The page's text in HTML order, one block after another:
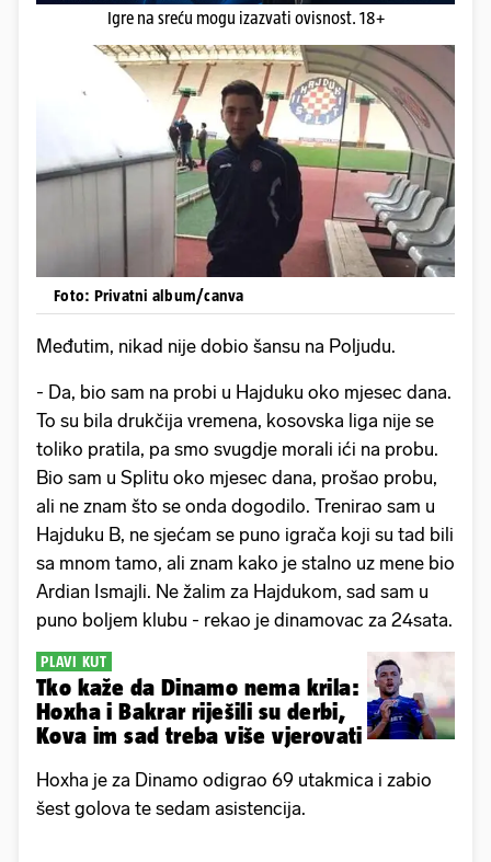
Igre na sreću mogu izazvati ovisnost. 18+
Foto: Privatni album/canva
Međutim, nikad nije dobio šansu na Poljudu.
- Da, bio sam na probi u Hajduku oko mjesec dana.
To su bila drukčija vremena, kosovska liga nije se
toliko pratila, pa smo svugdje morali ići na probu.
Bio sam u Splitu oko mjesec dana, prošao probu,
ali ne znam što se onda dogodilo. Trenirao sam u
Hajduku B, ne sjećam se puno igrača koji su tad bili
sa mnom tamo, ali znam kako je stalno uz mene bio
Ardian Ismajli. Ne žalim za Hajdukom, sad sam u
puno boljem klubu - rekao je dinamovac za 24sata.
PLAVI KUT
Tko kaže da Dinamo nema krila:
Hoxha i Bakrar riješili su derbi,
Kova im sad treba više vjerovati
Hoxha je za Dinamo odigrao 69 utakmica i zabio
šest golova te sedam asistencija.